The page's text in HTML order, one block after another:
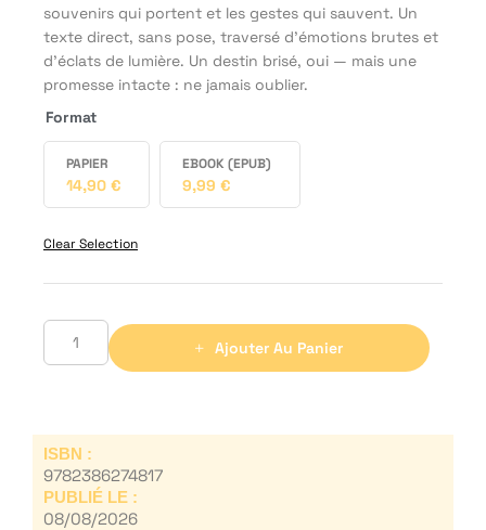
souvenirs qui portent et les gestes qui sauvent. Un
texte direct, sans pose, traversé d’émotions brutes et
d’éclats de lumière. Un destin brisé, oui — mais une
promesse intacte : ne jamais oublier.
Format
PAPIER
14,90 €
EBOOK (EPUB)
9,99 €
Clear Selection
Ajouter Au Panier
ISBN :
9782386274817
PUBLIÉ LE :
08/08/2026